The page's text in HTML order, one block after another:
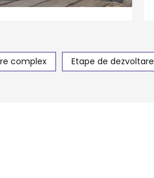
complex Etape de dezvoltare